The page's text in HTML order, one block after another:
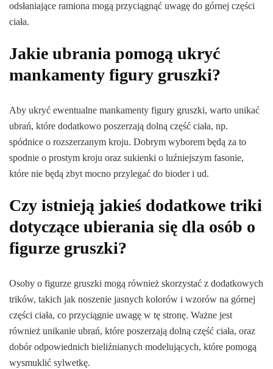
odsłaniające ramiona mogą przyciągnąć uwagę do górnej części
ciała.
Jakie ubrania pomogą ukryć
mankamenty figury gruszki?
Aby ukryć ewentualne mankamenty figury gruszki, warto unikać
ubrań, które dodatkowo poszerzają dolną część ciała, np.
spódnice o rozszerzanym kroju. Dobrym wyborem będą za to
spodnie o prostym kroju oraz sukienki o luźniejszym fasonie,
które nie będą zbyt mocno przylegać do bioder i ud.
Czy istnieją jakieś dodatkowe triki
dotyczące ubierania się dla osób o
figurze gruszki?
Osoby o figurze gruszki mogą również skorzystać z dodatkowych
trików, takich jak noszenie jasnych kolorów i wzorów na górnej
części ciała, co przyciągnie uwagę w tę stronę. Ważne jest
również unikanie ubrań, które poszerzają dolną część ciała, oraz
dobór odpowiednich bieliźnianych modelujących, które pomogą
wysmuklić sylwetkę.